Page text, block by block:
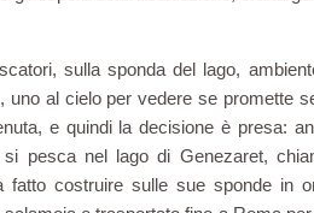
sulla sponda del lago,
uno al cielo per vedere se promette
e quindi la decisione è presa:
pesca nel lago di Genezaret,
costruire sulle sue sponde in